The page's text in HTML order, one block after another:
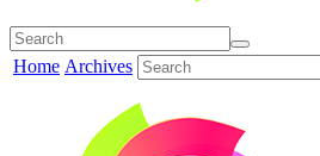
Home Archives